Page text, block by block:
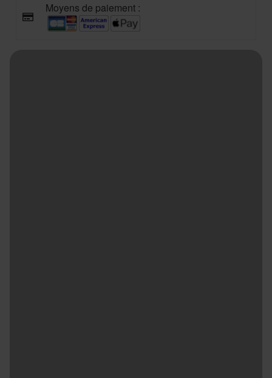
Moyens de paiement :